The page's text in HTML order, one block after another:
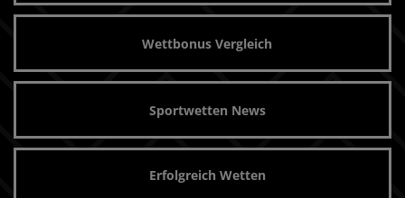
Wettbonus Vergleich
Sportwetten News
Erfolgreich Wetten